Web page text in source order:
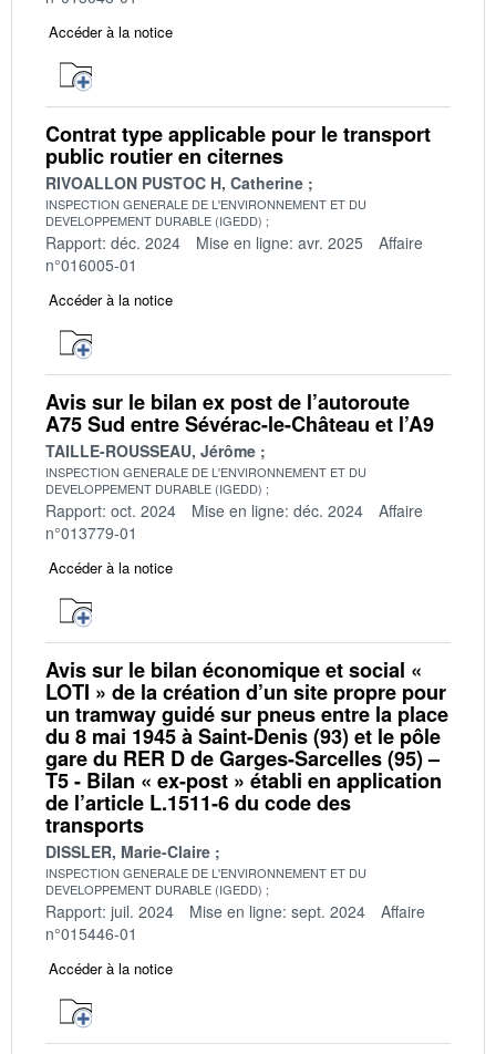
Accéder à la notice
Contrat type applicable pour le transport
public routier en citernes
RIVOALLON PUSTOC H, Catherine
INSPECTION GENERALE DE L'ENVIRONNEMENT ET DU
DEVELOPPEMENT DURABLE (IGEDD)
Rapport: déc. 2024 Mise en ligne: avr. 2025
Affaire
n°016005-01
Accéder à la notice
Avis sur le bilan ex post de l’autoroute
A75 Sud entre Sévérac-le-Château et l’A9
TAILLE-ROUSSEAU, Jérôme
INSPECTION GENERALE DE L'ENVIRONNEMENT ET DU
DEVELOPPEMENT DURABLE (IGEDD)
Rapport: oct. 2024 Mise en ligne: déc. 2024
Affaire
n°013779-01
Accéder à la notice
Avis sur le bilan économique et social «
LOTI » de la création d’un site propre pour
un tramway guidé sur pneus entre la place
du 8 mai 1945 à Saint-Denis (93) et le pôle
gare du RER D de Garges-Sarcelles (95) –
T5 - Bilan « ex-post » établi en application
de l’article L.1511-6 du code des
transports
DISSLER, Marie-Claire
INSPECTION GENERALE DE L'ENVIRONNEMENT ET DU
DEVELOPPEMENT DURABLE (IGEDD)
Rapport: juil. 2024 Mise en ligne: sept. 2024
Affaire
n°015446-01
Accéder à la notice